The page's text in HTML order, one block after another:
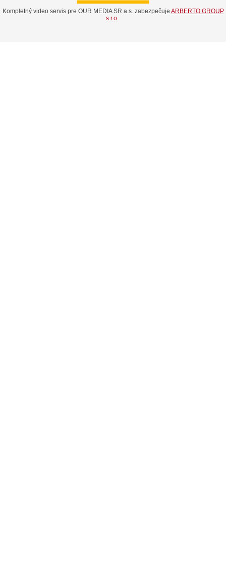
Kompletný video servis pre OUR MEDIA SR a.s. zabezpečuje ARBERTO GROUP
s.r.o.